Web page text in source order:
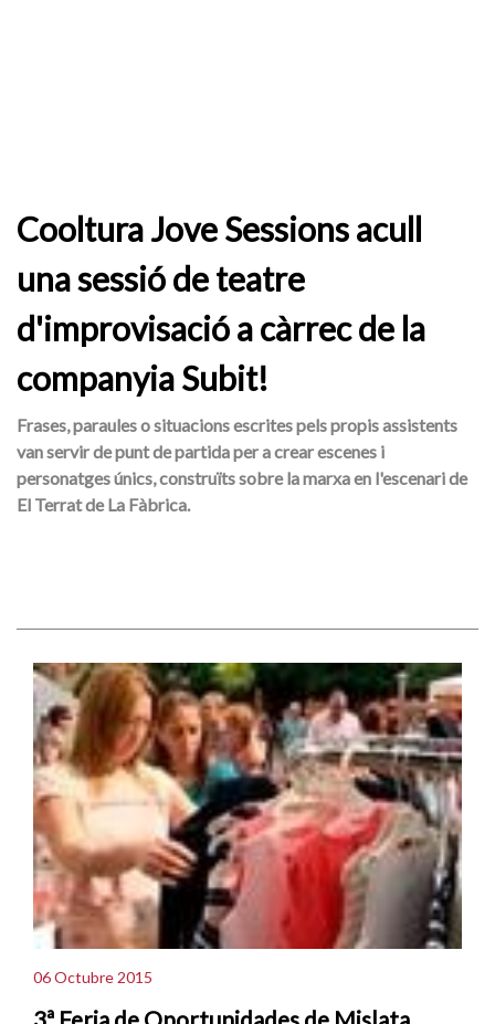
Cooltura Jove Sessions acull
una sessió de teatre
d'improvisació a càrrec de la
companyia Subit!
Frases, paraules o situacions escrites pels propis assistents
van servir de punt de partida per a crear escenes i
personatges únics, construïts sobre la marxa en l'escenari de
El Terrat de La Fàbrica.
06 Octubre 2015